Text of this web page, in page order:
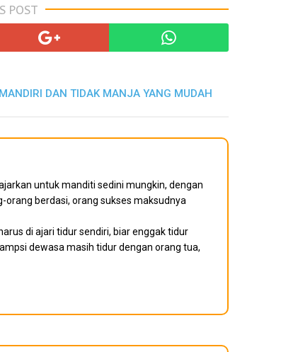
POST
DAN TIDAK MANJA YANG MUDAH
untuk manditi sedini mungkin, dengan
berdasi, orang sukses maksudnya
di ajari tidur sendiri, biar enggak tidur
dewasa masih tidur dengan orang tua,